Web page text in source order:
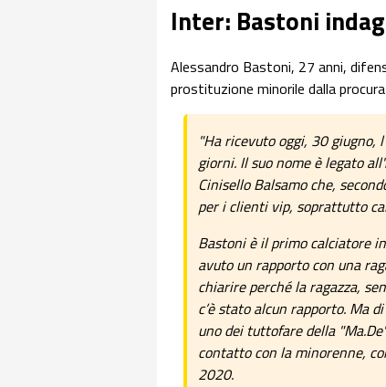
Inter: Bastoni
Alessandro Bastoni, 27 anni,
prostituzione minorile dalla
"Ha ricevuto oggi, 30
giorni. Il suo nome è legato
Cinisello Balsamo che,
per i clienti vip, soprattutto
Bastoni è il primo calciatore
avuto un rapporto con una
chiarire perché la ragazza,
c’è stato alcun rapporto. Ma
uno dei tuttofare della
contatto con la minorenne,
2020.